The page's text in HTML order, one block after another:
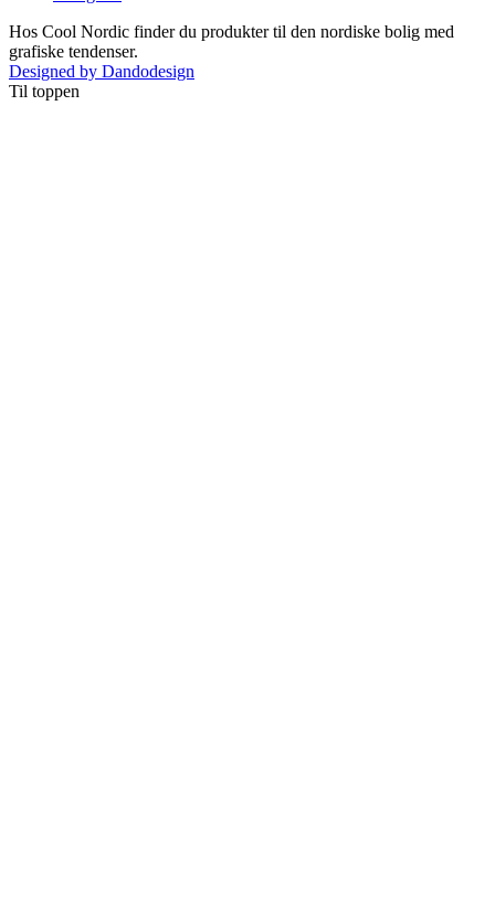
Hos Cool Nordic finder du produkter til den nordiske bolig med
grafiske tendenser.
Designed by Dandodesign
Til toppen